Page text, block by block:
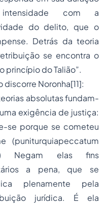
com a
do delito, que o
Detrás da teoria
se encontra o
princípio do Talião”.
discorre Noronha[11]:
absolutas fundam-
exigência de justiça:
se porque se cometeu
(puniturquiapeccatum
Negam elas fins
a pena, que se
plenamente pela
jurídica. É ela